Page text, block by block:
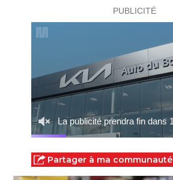
Partager à ma communauté